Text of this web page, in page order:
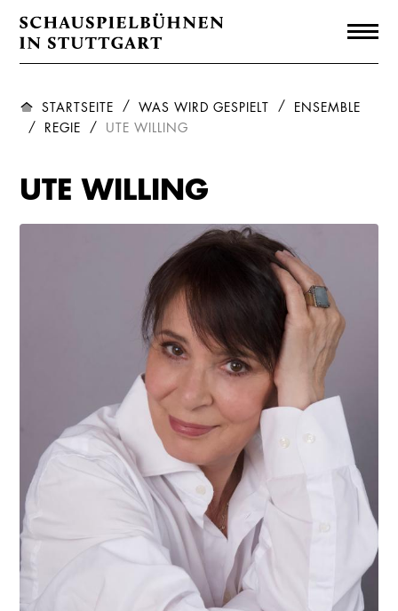
STARTSEITE WAS WIRD GESPIELT
ENSEMBLE
REGIE
UTE WILLING
UTE WILLING